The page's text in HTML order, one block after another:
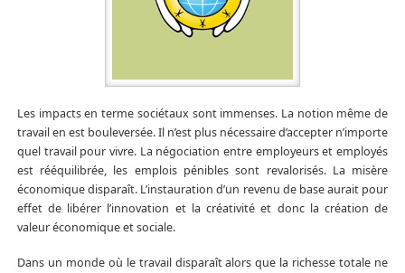
Les impacts en terme sociétaux sont immenses. La notion même de
travail en est bouleversée. Il n’est plus nécessaire d’accepter n’importe
quel travail pour vivre. La négociation entre employeurs et employés
est rééquilibrée, les emplois pénibles sont revalorisés. La misère
économique disparaît. L’instauration d’un revenu de base aurait pour
effet de libérer l’innovation et la créativité et donc la création de
valeur économique et sociale.
Dans un monde où le travail disparaît alors que la richesse totale ne